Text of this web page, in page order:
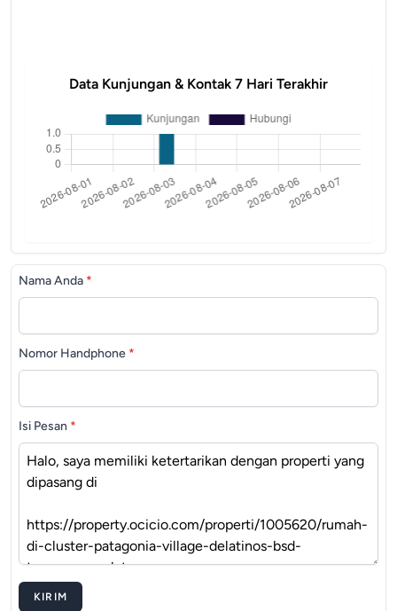
Data Kunjungan & Kontak 7 Hari Terakhir
Nama Anda *
Nomor Handphone *
Isi Pesan *
KIRIM